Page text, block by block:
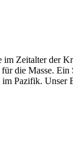
Zeitalter der
die Masse.
Pazifik.